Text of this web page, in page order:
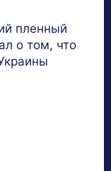
пленный
о том, что